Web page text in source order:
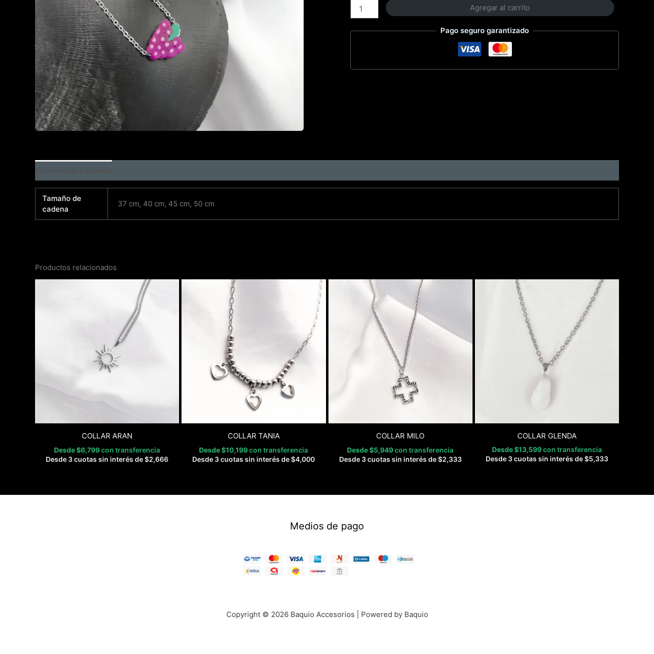
Agregar al carrito
Pago seguro garantizado
Tamaño de
cadena
37 cm, 40 cm, 45 cm, 50 cm
Productos relacionados
COLLAR ARAN
Desde$6,799con transferencia
Desde 3 cuotas sin interés de$2,666
COLLAR TANIA
Desde$10,199con transferencia
Desde 3 cuotas sin interés de$4,000
COLLAR MILO
Desde$5,949con transferencia
Desde 3 cuotas sin interés de$2,333
COLLAR GLENDA
Desde$13,599con transferencia
Desde 3 cuotas sin interés de$5,333
Medios de pago
Copyright © 2026 Baquio Accesorios | Powered by Baquio